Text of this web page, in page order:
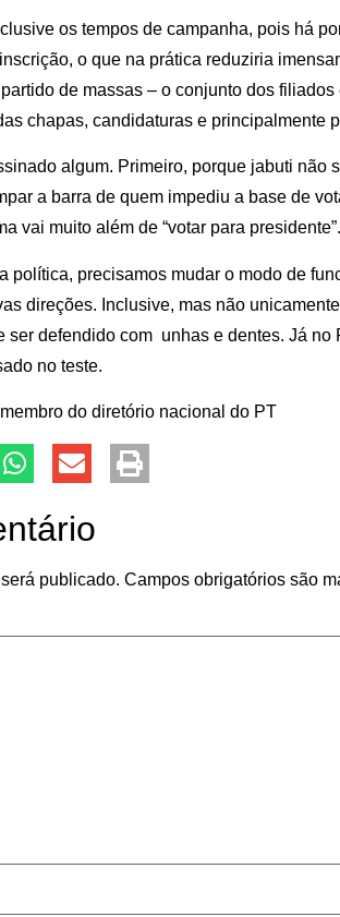
os tempos de campanha, pois há
o que na prática reduziria
de massas – o conjunto dos filiados
chapas, candidaturas e principalmente
algum. Primeiro, porque jabuti não
a barra de quem impediu a base de
vai muito além de “votar para presidente”.
política, precisamos mudar o modo de
direções. Inclusive, mas não
ser defendido com unhas e dentes. Já no
no teste.
do diretório nacional do PT
publicado. Campos obrigatórios são